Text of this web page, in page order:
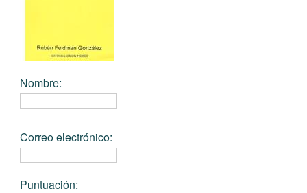
Nombre:
Correo electrónico:
Puntuación: